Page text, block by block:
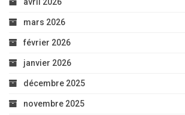
avril 2026
mars 2026
février 2026
janvier 2026
décembre 2025
novembre 2025